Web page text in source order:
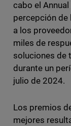
cabo el
percepción
a los
miles de
soluciones de
durante un
julio de 2024.
Los premios
mejores